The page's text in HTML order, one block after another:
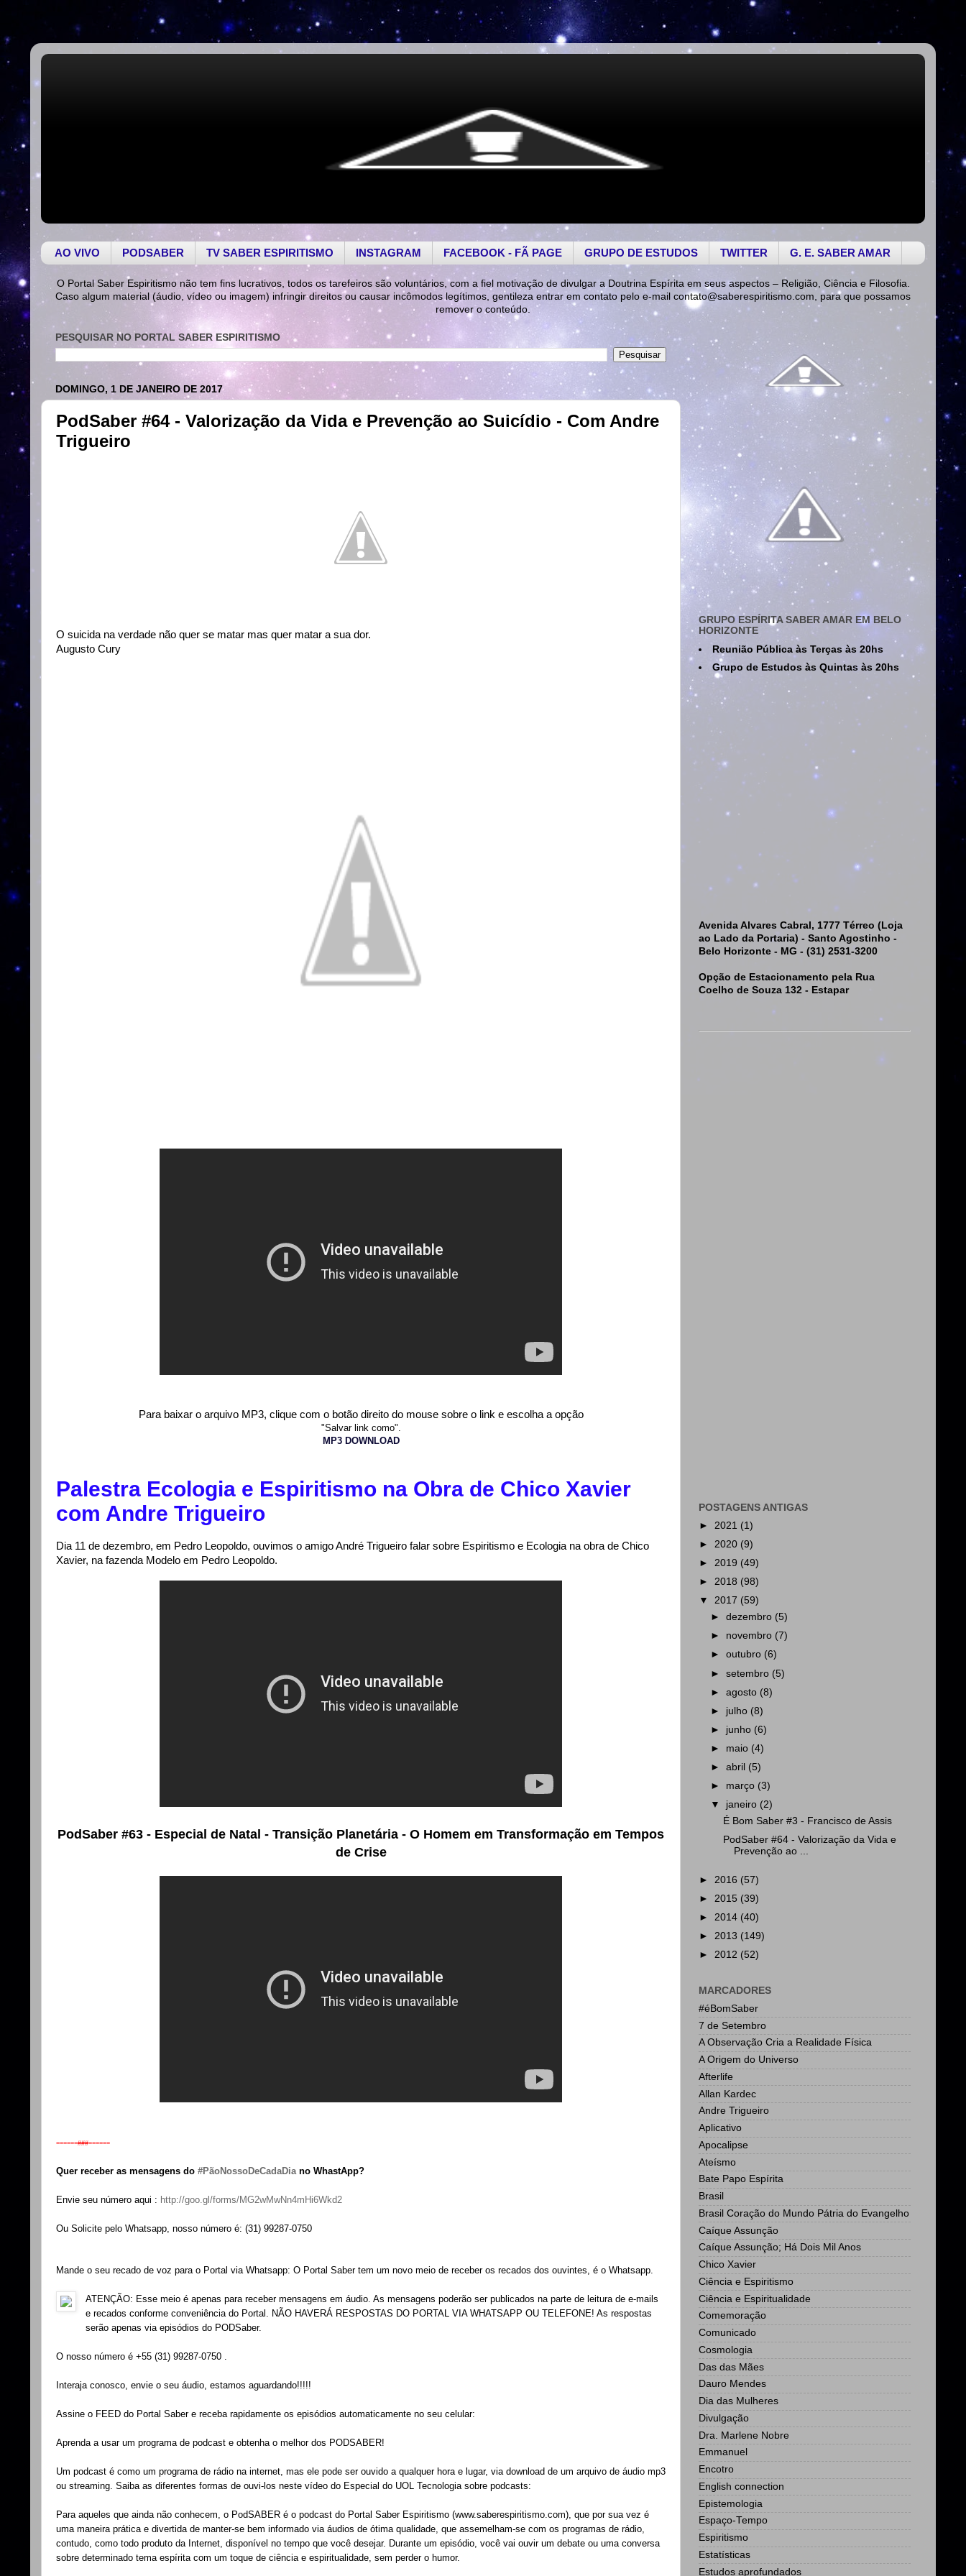
AO VIVO PODSABER TV SABER ESPIRITISMO INSTAGRAM FACEBOOK - FÃ PAGE GRUPO DE ESTUDOS TWITTER G. E. SABER AMAR
O Portal Saber Espiritismo não tem fins lucrativos, todos os tarefeiros são voluntários, com a fiel motivação de divulgar a Doutrina Espírita em seus aspectos – Religião, Ciência e Filosofia.
Caso algum material (áudio, vídeo ou imagem) infringir direitos ou causar incômodos legítimos, gentileza entrar em contato pelo e-mail contato@saberespiritismo.com , para que possamos
remover o conteúdo.
PESQUISAR NO PORTAL SABER ESPIRITISMO
DOMINGO, 1 DE JANEIRO DE 2017
PodSaber #64 - Valorização da Vida e Prevenção ao Suicídio - Com Andre
Trigueiro
O suicida na verdade não quer se matar mas quer matar a sua dor.
Augusto Cury
Para baixar o arquivo MP3, clique com o botão direito do mouse sobre o link e escolha a opção
"Salvar link como".
MP3 DOWNLOAD
Palestra Ecologia e Espiritismo na Obra de Chico Xavier
com Andre Trigueiro
Dia 11 de dezembro, em Pedro Leopoldo, ouvimos o amigo André Trigueiro falar sobre Espiritismo e Ecologia na obra de Chico
Xavier, na fazenda Modelo em Pedro Leopoldo.
PodSaber #63 - Especial de Natal - Transição Planetária - O Homem em Transformação em Tempos
de Crise
======###======
Quer receber as mensagens do #‎PãoNossoDeCadaDia‬ no WhastApp?
Envie seu número aqui : http://goo.gl/forms/MG2wMwNn4mHi6Wkd2
Ou Solicite pelo Whatsapp, nosso número é: (31) 99287-0750
Mande o seu recado de voz para o Portal via Whatsapp: O Portal Saber tem um novo meio de receber os recados dos ouvintes, é o Whatsapp.
ATENÇÃO: Esse meio é apenas para receber mensagens em áudio. As mensagens poderão ser publicados na parte de leitura de e-mails
e recados conforme conveniência do Portal. NÃO HAVERÁ RESPOSTAS DO PORTAL VIA WHATSAPP OU TELEFONE! As respostas
serão apenas via episódios do PODSaber.
O nosso número é +55 (31) 99287-0750 .
Interaja conosco, envie o seu áudio, estamos aguardando!!!!!
Assine o FEED do Portal Saber e receba rapidamente os episódios automaticamente no seu celular:
Aprenda a usar um programa de podcast e obtenha o melhor dos PODSABER!
Um podcast é como um programa de rádio na internet, mas ele pode ser ouvido a qualquer hora e lugar, via download de um arquivo de áudio mp3
ou streaming. Saiba as diferentes formas de ouvi-los neste vídeo do Especial do UOL Tecnologia sobre podcasts:
Para aqueles que ainda não conhecem, o PodSABER é o podcast do Portal Saber Espiritismo (www.saberespiritismo.com), que por sua vez é
uma maneira prática e divertida de manter-se bem informado via áudios de ótima qualidade, que assemelham-se com os programas de rádio,
contudo, como todo produto da Internet, disponível no tempo que você desejar. Durante um episódio, você vai ouvir um debate ou uma conversa
sobre determinado tema espírita com um toque de ciência e espiritualidade, sem perder o humor.
GRUPO ESPÍRITA SABER AMAR EM BELO
HORIZONTE
Reunião Pública às Terças às 20hs
Grupo de Estudos às Quintas às 20hs
Avenida Alvares Cabral, 1777 Térreo (Loja
ao Lado da Portaria) - Santo Agostinho -
Belo Horizonte - MG - (31) 2531-3200
Opção de Estacionamento pela Rua
Coelho de Souza 132 - Estapar
POSTAGENS ANTIGAS
► 2021 (1)
► 2020 (9)
► 2019 (49)
► 2018 (98)
▼ 2017 (59)
►dezembro (5)
► novembro (7)
►outubro (6)
►setembro (5)
►agosto (8)
► julho (8)
► junho (6)
► maio (4)
►abril (5)
► março (3)
▼ janeiro (2)
É Bom Saber #3 - Francisco de Assis
PodSaber #64 - Valorização da Vida e
Prevenção ao ...
► 2016 (57)
► 2015 (39)
► 2014 (40)
► 2013 (149)
► 2012 (52)
MARCADORES
#éBomSaber
7 de Setembro
A Observação Cria a Realidade Física
A Origem do Universo
Afterlife
Allan Kardec
Andre Trigueiro
Aplicativo
Apocalipse
Ateísmo
Bate Papo Espírita
Brasil
Brasil Coração do Mundo Pátria do Evangelho
Caíque Assunção
Caíque Assunção; Há Dois Mil Anos
Chico Xavier
Ciência e Espiritismo
Ciência e Espiritualidade
Comemoração
Comunicado
Cosmologia
Das das Mães
Dauro Mendes
Dia das Mulheres
Divulgação
Dra. Marlene Nobre
Emmanuel
Encotro
English connection
Epistemologia
Espaço-Tempo
Espiritismo
Estatísticas
Estudos aprofundados